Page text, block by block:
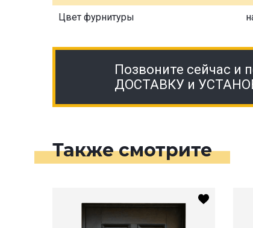
Цвет фурнитуры
Позвоните сейчас и
ДОСТАВКУ и
Также смотрите